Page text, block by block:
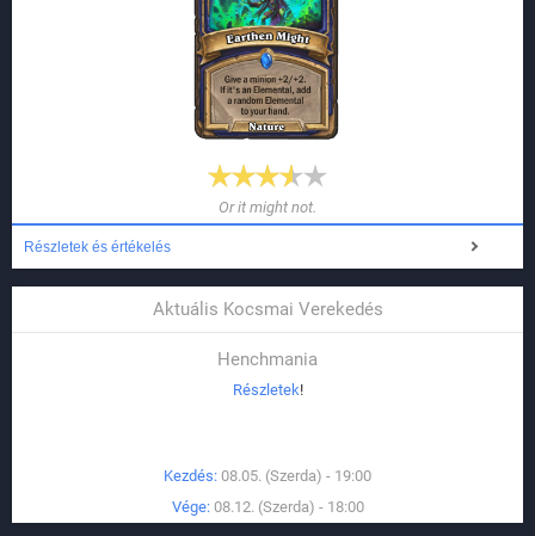
Or it might not.
Részletek és értékelés
Aktuális Kocsmai Verekedés
Henchmania
Részletek!
Kezdés: 08.05. (Szerda) - 19:00
Vége: 08.12. (Szerda) - 18:00